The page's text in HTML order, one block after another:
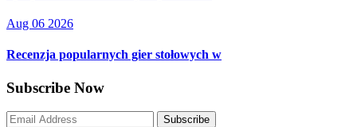
Aug 06 2026
Recenzja popularnych gier stołowych w
Subscribe Now
Subscribe